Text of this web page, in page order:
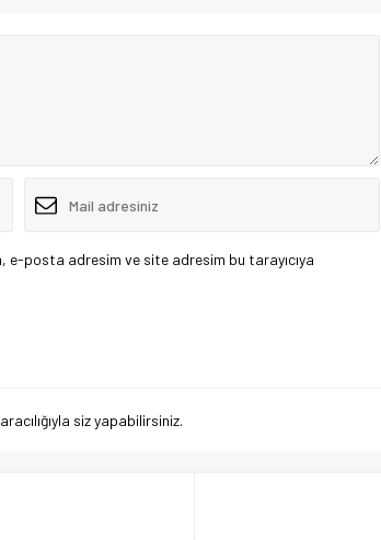
e-posta adresim ve site adresim bu tarayıcıya
siz yapabilirsiniz.